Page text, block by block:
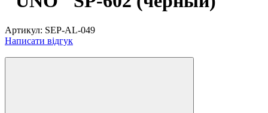
Артикул: SEP-AL-049
Написати відгук